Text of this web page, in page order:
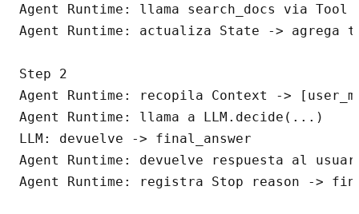
Agent Runtime: llama search_docs via
Agent Runtime: actualiza State -> agrega
Step 2
Agent Runtime: recopila Context ->
Agent Runtime: llama a LLM.decide(...)
LLM: devuelve -> final_answer
Agent Runtime: devuelve respuesta al